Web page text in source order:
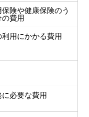
険や健康保険のう
費用
用にかかる費用
必要な費用